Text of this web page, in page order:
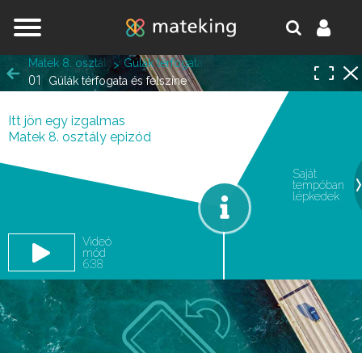
Matek 8. osztály
Gúlák térfogata és felszíne
Gúlák térfogata és felszíne
01
Itt jön egy izgalmas
Matek 8. osztály epizód
Videó
mód
6:38
Saját
tempóban
lépkedek